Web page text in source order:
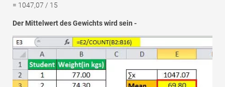
= 1047,07 / 15
Der Mittelwert des Gewichts wird sein -